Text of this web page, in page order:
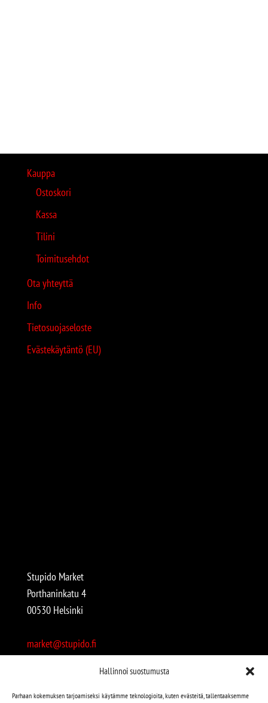
Hallinnoi suostumusta
Parhaan kokemuksen tarjoamiseksi käytämme teknologioita, kuten evästeitä, tallentaaksemme
Kauppa
Ostoskori
Kassa
Tilini
Toimitusehdot
Ota yhteyttä
Info
Tietosuojaseloste
Evästekäytäntö (EU)
Stupido Market
Porthaninkatu 4
00530 Helsinki
market@stupido.fi
Avoinna: